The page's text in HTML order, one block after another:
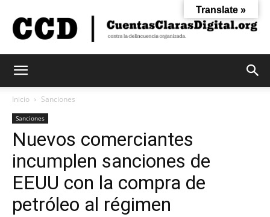
Claras
Digital
Inicio Sanciones
Sanciones
Nuevos comerciantes
incumplen sanciones de
EEUU con la compra de
petróleo al régimen
Translate »